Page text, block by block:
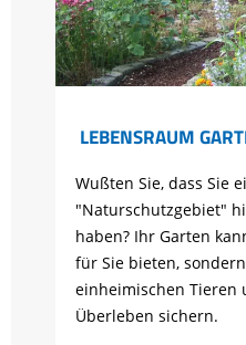
LEBENSRAUM
Wußten Sie, dass Sie
"Naturschutzgebiet"
haben? Ihr Garten
für Sie bieten,
einheimischen Tieren
Überleben sichern.